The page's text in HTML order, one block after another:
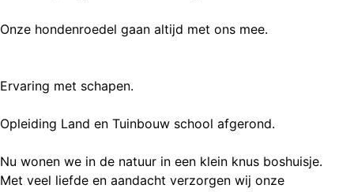
Onze hondenroedel gaan altijd met ons mee.
Ervaring met schapen.
Opleiding Land en Tuinbouw school afgerond.
Nu wonen we in de natuur in een klein knus boshuisje.
Met veel liefde en aandacht verzorgen wij onze